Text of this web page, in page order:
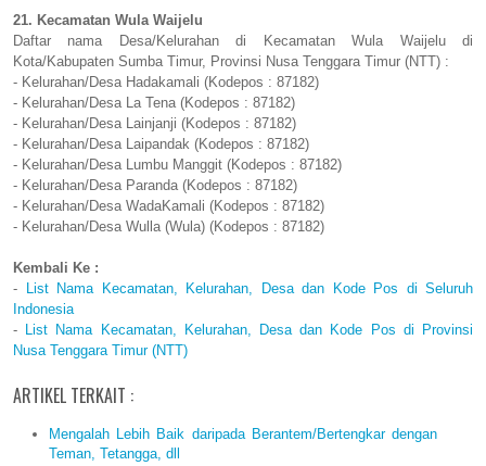
21. Kecamatan Wula Waijelu
Daftar nama Desa/Kelurahan di Kecamatan Wula Waijelu di
Kota/Kabupaten Sumba Timur, Provinsi Nusa Tenggara Timur (NTT) :
- Kelurahan/Desa Hadakamali (Kodepos : 87182)
- Kelurahan/Desa La Tena (Kodepos : 87182)
- Kelurahan/Desa Lainjanji (Kodepos : 87182)
- Kelurahan/Desa Laipandak (Kodepos : 87182)
- Kelurahan/Desa Lumbu Manggit (Kodepos : 87182)
- Kelurahan/Desa Paranda (Kodepos : 87182)
- Kelurahan/Desa WadaKamali (Kodepos : 87182)
- Kelurahan/Desa Wulla (Wula) (Kodepos : 87182)
Kembali Ke :
-
List Nama Kecamatan, Kelurahan, Desa dan Kode Pos di Seluruh
Indonesia
- List Nama Kecamatan, Kelurahan, Desa dan Kode Pos di Provinsi
Nusa Tenggara Timur (NTT)
ARTIKEL TERKAIT :
Mengalah Lebih Baik daripada Berantem/Bertengkar dengan
Teman, Tetangga, dll